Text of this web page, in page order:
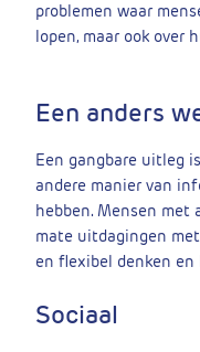
problemen waar
lopen, maar ook over
Een anders
Een gangbare uitleg
andere manier van
hebben. Mensen met
mate uitdagingen
en flexibel denken en
Sociaal